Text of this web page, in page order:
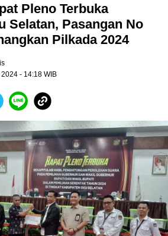
Pleno Terbuka
Selatan, Pasangan No
Pilkada 2024
2024 - 14:18 WIB